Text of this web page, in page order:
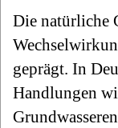
Die natürliche
geprägt. In
Handlungen